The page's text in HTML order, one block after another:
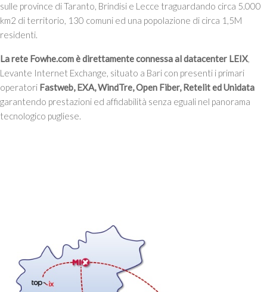
sulle province di Taranto, Brindisi e Lecce traguardando circa 5.000
km2 di territorio, 130 comuni ed una popolazione di circa 1,5M
residenti.
La rete Fowhe.com è direttamente connessa al datacenter LEIX,
Levante Internet Exchange, situato a Bari con presenti i primari
operatori Fastweb, EXA, WindTre, Open Fiber, Retelit ed Unidata
garantendo prestazioni ed affidabilità senza eguali nel panorama
tecnologico pugliese.